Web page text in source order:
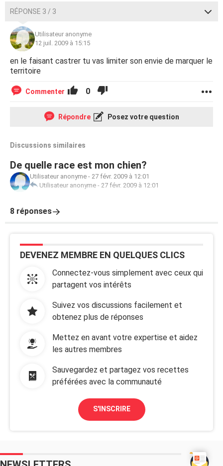
RÉPONSE 3 / 3
Utilisateur anonyme
12 juil. 2009 à 15:15
en le faisant castrer tu vas limiter son envie de marquer le
territoire
Commenter 0
Répondre Posez votre question
Discussions similaires
De quelle race est mon chien?
Utilisateur anonyme - 27 févr. 2009 à 12:01
Utilisateur anonyme - 27 févr. 2009 à 12:01
8 réponses
DEVENEZ MEMBRE EN QUELQUES CLICS
Connectez-vous simplement avec ceux qui
partagent vos intérêts
Suivez vos discussions facilement et
obtenez plus de réponses
Mettez en avant votre expertise et aidez
les autres membres
Sauvegardez et partagez vos recettes
préférées avec la communauté
S'INSCRIRE